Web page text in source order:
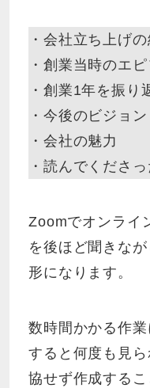
・会社立ち上げ
・創業当時のエ
・創業1年を振り
・今後のビジョン
・会社の魅力
・読んでくださ
Zoomでオンライ
を後ほど聞きな
形になります。
数時間かかる作
すると何度も見
協せず作成するこ